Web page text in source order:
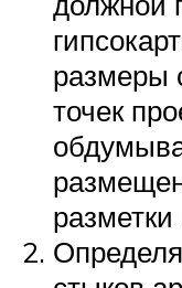
размеры
точек
разметки